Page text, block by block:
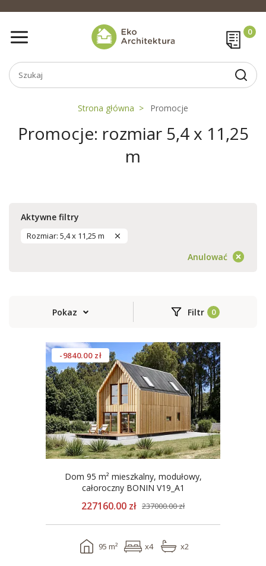
Strona główna Promocje
Promocje: rozmiar 5,4 x 11,25
m
Aktywne filtry
Rozmiar: 5,4 x 11,25 m
Anulować
Pokaz Filtr
-9840.00 zł
Dom 95 m² mieszkalny, modułowy,
całoroczny BONIN V19_A1
227160.00 zł 237000.00 zł
95 m² x4 x2